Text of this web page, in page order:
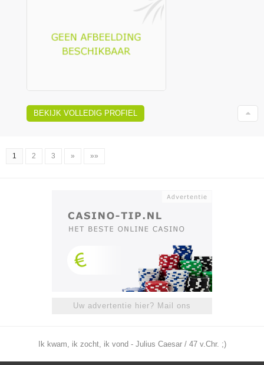
BEKIJK VOLLEDIG PROFIEL
1 2 3 » »»
Uw advertentie hier? Mail ons
Ik kwam, ik zocht, ik vond - Julius Caesar / 47 v.Chr. ;)